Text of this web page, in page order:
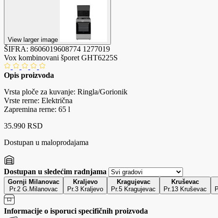
View larger image
ŠIFRA: 8606019608774 1277019
Vox kombinovani šporet GHT6225S
Opis proizvoda
Vrsta ploče za kuvanje: Ringla/Gorionik
Vrste rerne: Električna
Zapremina rerne: 65 l
35.990 RSD
Dostupan u maloprodajama
Dostupan u sledećim radnjama
Gornji Milanovac
Pr.2 G.Milanovac
Kraljevo
Pr.3 Kraljevo
Kragujevac
Pr.5 Kragujevac
Kruševac
Pr.13 Kruševac
Informacije o isporuci specifičnih proizvoda